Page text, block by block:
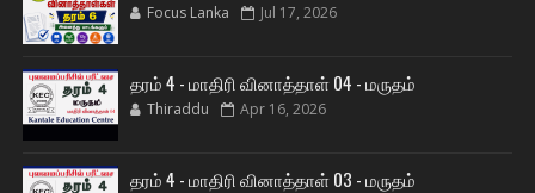
Focus Lanka Jul 17, 2026
தரம் 4 - மாதிரி வினாத்தாள் 04 - மருதம்
Thiraddu Apr 16, 2026
தரம் 4 - மாதிரி வினாத்தாள் 03 - மருதம்